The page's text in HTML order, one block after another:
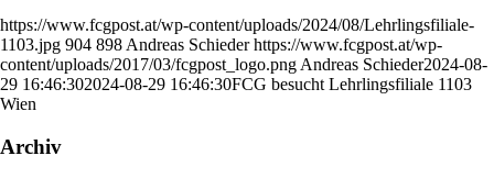
https://www.fcgpost.at/wp-content/uploads/2024/08/Lehrlingsfiliale-
1103.jpg 904 898 Andreas Schieder https://www.fcgpost.at/wp-
content/uploads/2017/03/fcgpost_logo.png Andreas Schieder2024-08-
29 16:46:302024-08-29 16:46:30FCG besucht Lehrlingsfiliale 1103
Wien
Archiv